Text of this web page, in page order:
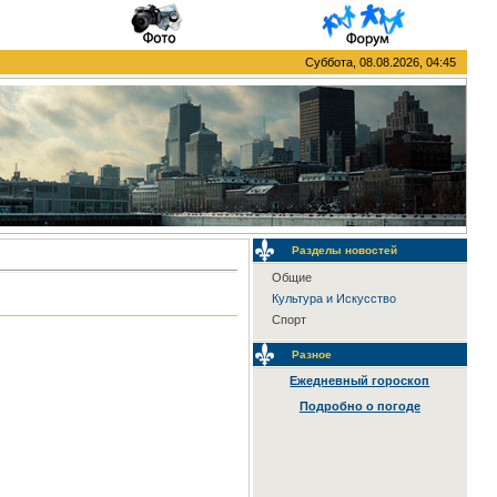
Суббота, 08.08.2026, 04:45
Разделы новостей
Общие
Культура и Искусство
Спорт
Разное
Ежедневный гороскоп
Подробно о погоде